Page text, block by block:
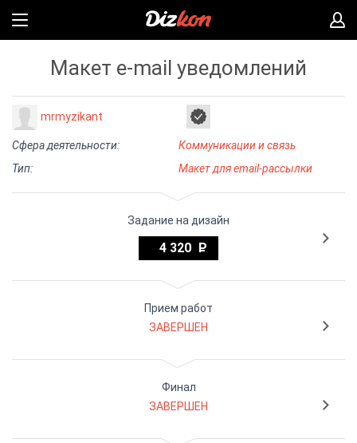
Макет e-mail уведомлений
mrmyzikant
Сфера деятельности:
Коммуникации и связь
Тип:
Макет для email-рассылки
Задание на дизайн
4 320
Прием работ
ЗАВЕРШЕН
Финал
ЗАВЕРШЕН